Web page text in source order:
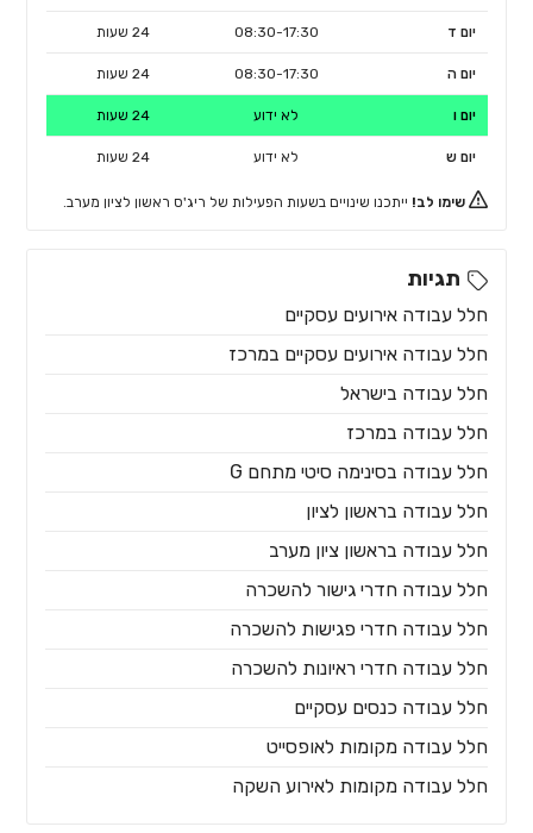
יום ד 08:30-17:30 24 שעות
יום ה 08:30-17:30 24 שעות
יום ו לא ידוע 24 שעות
יום ש לא ידוע 24 שעות
שימו לב! ייתכנו שינויים בשעות הפעילות של ריג'ס ראשון לציון מערב.
תגיות
חלל עבודה אירועים עסקיים
חלל עבודה אירועים עסקיים במרכז
חלל עבודה בישראל
חלל עבודה במרכז
חלל עבודה בסינימה סיטי מתחם G
חלל עבודה בראשון לציון
חלל עבודה בראשון ציון מערב
חלל עבודה חדרי גישור להשכרה
חלל עבודה חדרי פגישות להשכרה
חלל עבודה חדרי ראיונות להשכרה
חלל עבודה כנסים עסקיים
חלל עבודה מקומות לאופסייט
חלל עבודה מקומות לאירוע השקה